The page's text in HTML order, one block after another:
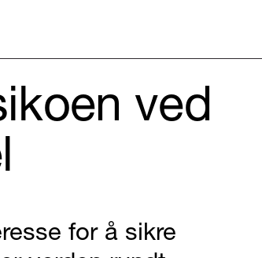
ved
for å sikre